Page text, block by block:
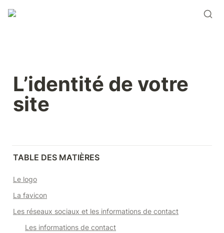
L’identité de votre
site
TABLE DES MATIÈRES
Le logo
La favicon
Les réseaux sociaux et les informations de contact
Les informations de contact